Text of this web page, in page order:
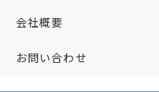
会社概要
お問い合わせ